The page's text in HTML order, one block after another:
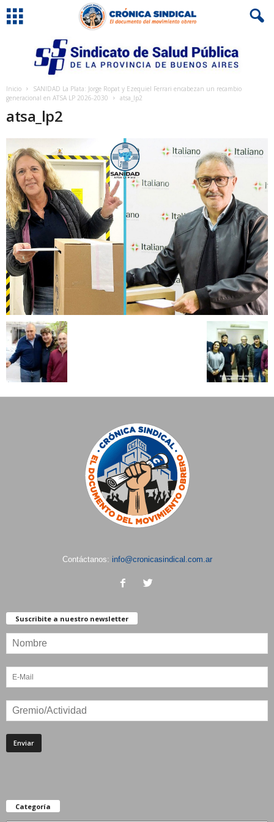
Inicio
SANIDAD La Plata: Jorge Ropat y Ezequiel Ferrari encabezan un recambio
generacional en ATSA LP 2026-2030
atsa_lp2
atsa_lp2
Contáctanos: info@cronicasindical.com.ar
Suscribite a nuestro newsletter
Categoría